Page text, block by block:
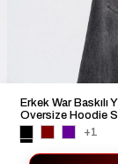
Erkek War Baskılı
Oversize Hoodie
+1